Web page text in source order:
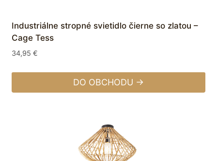
Industriálne stropné svietidlo čierne so zlatou –
Cage Tess
34,95 €
DO OBCHODU →